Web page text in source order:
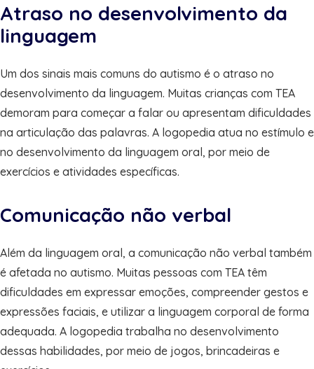
Atraso no desenvolvimento da
linguagem
Um dos sinais mais comuns do autismo é o atraso no
desenvolvimento da linguagem. Muitas crianças com TEA
demoram para começar a falar ou apresentam dificuldades
na articulação das palavras. A logopedia atua no estímulo e
no desenvolvimento da linguagem oral, por meio de
exercícios e atividades específicas.
Comunicação não verbal
Além da linguagem oral, a comunicação não verbal também
é afetada no autismo. Muitas pessoas com TEA têm
dificuldades em expressar emoções, compreender gestos e
expressões faciais, e utilizar a linguagem corporal de forma
adequada. A logopedia trabalha no desenvolvimento
dessas habilidades, por meio de jogos, brincadeiras e